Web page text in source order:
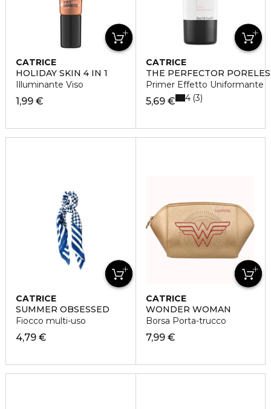
CATRICE
HOLIDAY SKIN 4 IN 1
Illuminante Viso
1,99 €
CATRICE
THE PERFECTOR
Primer Effetto Uniformante
5,69 € 4 3
CATRICE
SUMMER OBSESSED
Fiocco multi-uso
4,79 €
CATRICE
WONDER WOMAN
Borsa Porta-trucco
7,99 €